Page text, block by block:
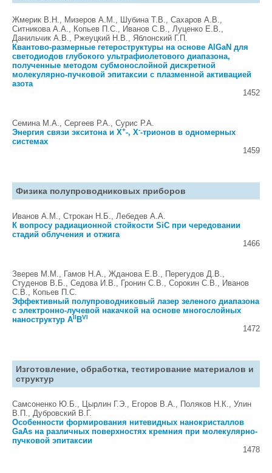
Жмерик В.Н., Мизеров А.М., Шубина Т.В., Сахаров А.В.,
Ситникова А.А., Копьев П.С., Иванов С.В., Луценко Е.В.,
Данильчик А.В., Ржеуцкий Н.В., Яблонский Г.П.
Квантово-размерные гетероструктуры на основе AlGaN для
светодиодов глубокого ультрафиолетового диапазона,
полученные методом субмонослойной дискретной
молекулярно-пучковой эпитаксии с плазменной активацией
азота
1452
Семина М.А., Сергеев Р.А., Сурис Р.А.
Энергия связи экситона и X+-, X--трионов в одномерных
системах
1459
Физика полупроводниковых приборов
Иванов А.М., Строкан Н.Б., Лебедев А.А.
К вопросу радиационной стойкости SiC при чередовании
стадий облучения и отжига
1466
Зверев М.М., Гамов Н.А., Жданова Е.В., Перегудов Д.В.,
Студенов В.Б., Седова И.В., Гронин С.В., Сорокин С.В., Иванов
С.В., Копьев П.С.
Эффективный полупроводниковый лазер зеленого диапазона
с электронно-лучевой накачкой на основе многослойных
наноструктур AIIBVI
1472
Изготовление, обработка, тестирование материалов и
структур
Самсоненко Ю.Б., Цырлин Г.Э., Егоров В.А., Поляков Н.К., Улин
В.П., Дубровский В.Г.
Особенности формирования нитевидных нанокристаллов
GaAs на различных поверхностях кремния при молекулярно-
пучковой эпитаксии
1478